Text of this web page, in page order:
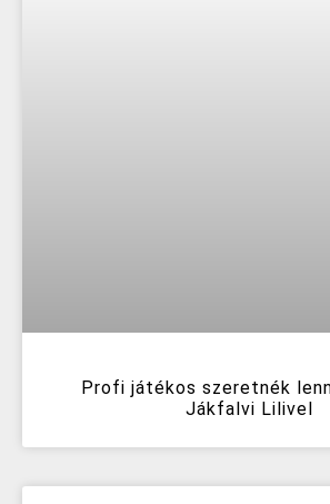
Profi játékos szeretnék
Jákfalvi Lilivel